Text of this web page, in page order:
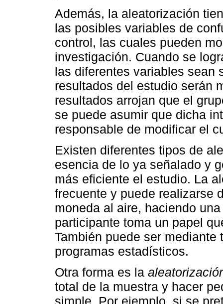
Además, la aleatorización
las posibles variables de
control, las cuales pueden
investigación. Cuando se
las diferentes variables sean
resultados del estudio serán
resultados arrojan que el
se puede asumir que dicha
responsable de modificar el
Existen diferentes tipos de
esencia de lo ya señalado y
más eficiente el estudio. La
frecuente y puede realizarse
moneda al aire, haciendo
participante toma un papel
También puede ser
programas estadísticos.
Otra forma es la
total de la muestra y hacer
simple. Por ejemplo, si se